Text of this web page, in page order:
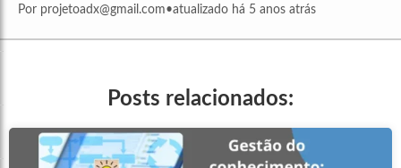
Por projetoadx@gmail.com•atualizado há 5 anos atrás
Posts relacionados: